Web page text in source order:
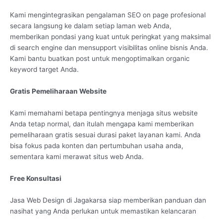
Kami mengintegrasikan pengalaman SEO on page profesional
secara langsung ke dalam setiap laman web Anda,
memberikan pondasi yang kuat untuk peringkat yang maksimal
di search engine dan mensupport visibilitas online bisnis Anda.
Kami bantu buatkan post untuk mengoptimalkan organic
keyword target Anda.
Gratis Pemeliharaan Website
Kami memahami betapa pentingnya menjaga situs website
Anda tetap normal, dan itulah mengapa kami memberikan
pemeliharaan gratis sesuai durasi paket layanan kami. Anda
bisa fokus pada konten dan pertumbuhan usaha anda,
sementara kami merawat situs web Anda.
Free Konsultasi
Jasa Web Design di Jagakarsa siap memberikan panduan dan
nasihat yang Anda perlukan untuk memastikan kelancaran